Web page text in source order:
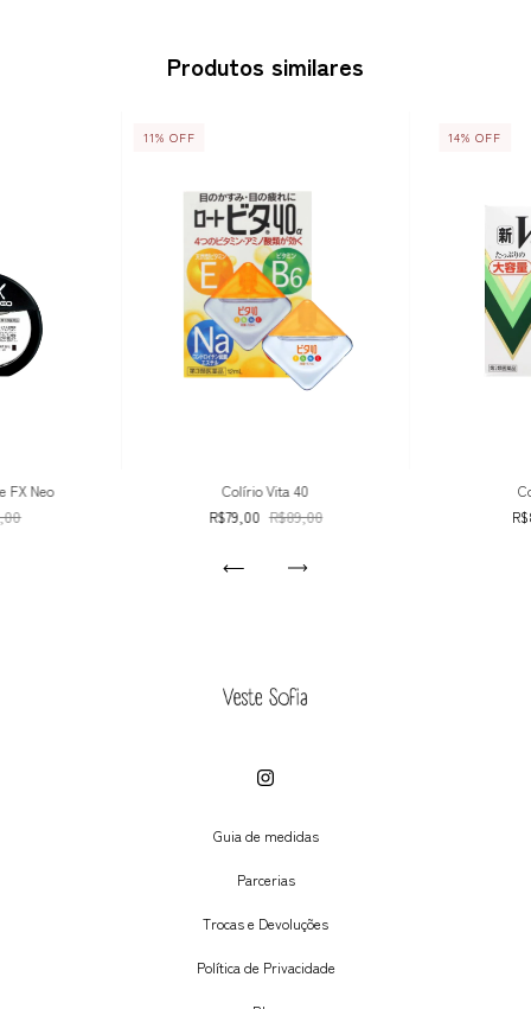
Produtos similares
FX Neo
11% OFF
Colírio Vita 40
R$79,00 R$89,00
14%OFF
Guia de medidas
Parcerias
Trocas e Devoluções
Política de Privacidade